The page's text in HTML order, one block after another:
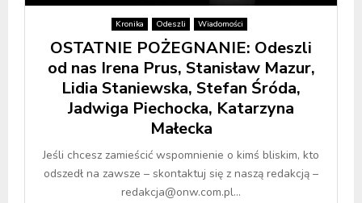
Kronika Odeszli Wiadomości
OSTATNIE POŻEGNANIE: Odeszli
od nas Irena Prus, Stanisław Mazur,
Lidia Staniewska, Stefan Śróda,
Jadwiga Piechocka, Katarzyna
Małecka
Jeśli chcesz zamieścić wspomnienie o kimś bliskim, kto
odszedł na zawsze – skontaktuj się z naszą redakcją –
redakcja@onw.com.pl...